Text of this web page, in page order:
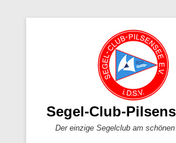
Segel-Club-
Der einzige Segelclub am